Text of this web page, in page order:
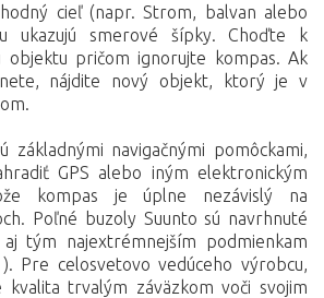
cieľ (napr. Strom, balvan alebo
ukazujú smerové šípky. Choďte k
objektu pričom ignorujte kompas. Ak
nájdite nový objekt, ktorý je v
základnými navigačnými pomôckami,
GPS alebo iným elektronickým
kompas je úplne nezávislý na
Poľné buzoly Suunto sú navrhnuté
tým najextrémnejším podmienkam
Pre celosvetovo vedúceho výrobcu,
kvalita trvalým záväzkom voči svojim